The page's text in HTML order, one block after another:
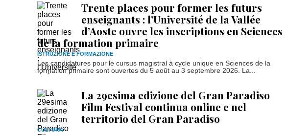
Trente places pour former les futurs
enseignants : l’Université de la Vallée
d’Aoste ouvre les inscriptions en Sciences
de la formation primaire
ISTRUZIONE E FORMAZIONE
Les candidatures pour le cursus magistral à cycle unique en Sciences de la
formation primaire sont ouvertes du 5 août au 3 septembre 2026. La...
La 29esima edizione del Gran Paradiso
Film Festival continua online e nel
territorio del Gran Paradiso
CULTURA